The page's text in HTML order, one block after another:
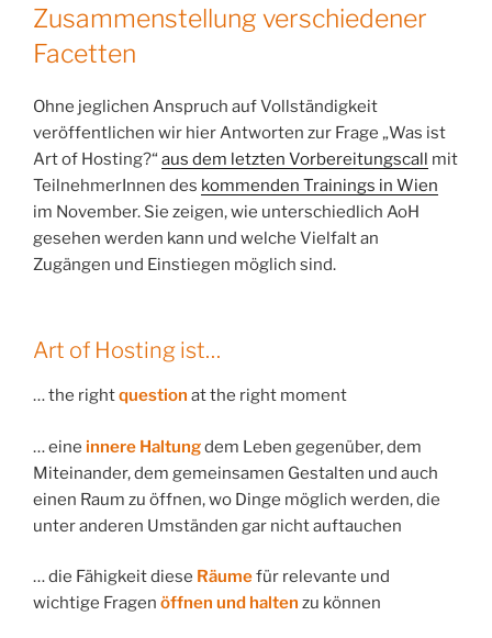
Zusammenstellung verschiedener
Facetten
Ohne jeglichen Anspruch auf Vollständigkeit
veröffentlichen wir hier Antworten zur Frage „Was ist
Art of Hosting?“ aus dem letzten Vorbereitungscall mit
TeilnehmerInnen des kommenden Trainings in Wien
im November. Sie zeigen, wie unterschiedlich AoH
gesehen werden kann und welche Vielfalt an
Zugängen und Einstiegen möglich sind.
Art of Hosting ist…
… the rightquestion at the right moment
… eine innere Haltungdem Leben gegenüber, dem
Miteinander, dem gemeinsamen Gestalten und auch
einen Raum zu öffnen, wo Dinge möglich werden, die
unter anderen Umständen gar nicht auftauchen
… die Fähigkeit diese Räumefür relevante und
wichtige Fragen öffnen und halten zu können